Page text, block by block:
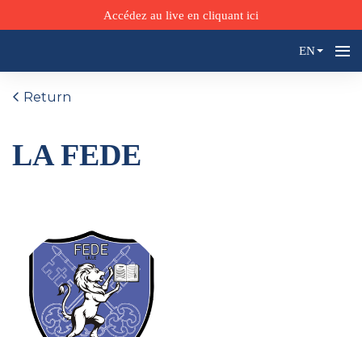
Accédez au live en cliquant ici
EN
Return
LA FEDE